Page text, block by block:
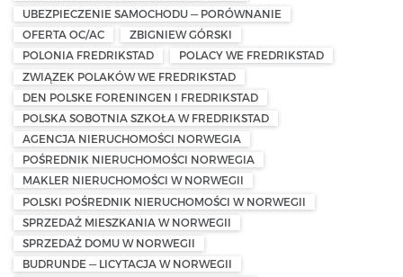
UBEZPIECZENIE SAMOCHODU — PORÓWNANIE
OFERTA OC/AC
ZBIGNIEW GÓRSKI
POLONIA FREDRIKSTAD
POLACY WE FREDRIKSTAD
ZWIĄZEK POLAKÓW WE FREDRIKSTAD
DEN POLSKE FORENINGEN I FREDRIKSTAD
POLSKA SOBOTNIA SZKOŁA W FREDRIKSTAD
AGENCJA NIERUCHOMOŚCI NORWEGIA
POŚREDNIK NIERUCHOMOŚCI NORWEGIA
MAKLER NIERUCHOMOŚCI W NORWEGII
POLSKI POŚREDNIK NIERUCHOMOŚCI W NORWEGII
SPRZEDAŻ MIESZKANIA W NORWEGII
SPRZEDAŻ DOMU W NORWEGII
BUDRUNDE — LICYTACJA W NORWEGII